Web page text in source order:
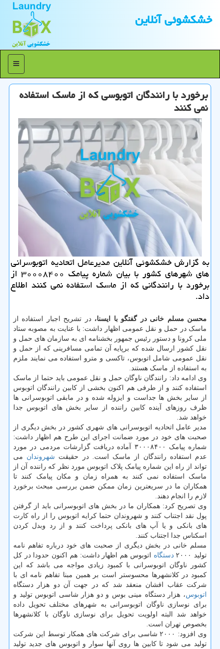
خشكشوئی آنلاین
منو
برخورد با رانندگان اتوبوسی كه از ماسك استفاده
نمی كنند
به گزارش خشكشوئی آنلاین مدیرعامل اتحادیه اتوبوسرانی
های شهرهای كشور با بیان شماره پیامك ۳۰۰۰۸۴۰۰ از
برخورد با رانندگانی كه از ماسك استفاده نمی كنند اطلاع
داد.
محسن مسلم خانی در گفتگو با ایسنا،در تشریح اجبار استفاده از
ماسک در حمل و نقل عمومی اظهار داشت: با عنایت به مصوبه ستاد
ملی کرونا و دستور رئیس جمهور بخشنامه ای به سازمان های حمل و
نقل کشور ارسال شده که برپایه آن تمامی مسافرینی که از حمل و
نقل عمومی شامل اتوبوس، تاکسی و مترو استفاده می نمایند ملزم
به استفاده از ماسک هستند.
وی ادامه داد: رانندگان ناوگان حمل و نقل عمومی باید حتما از ماسک
استفاده کنند و از طرفی هم اکنون بخشی از کابین رانندگان اتوبوس
از سایر بخش ها جداست و ایزوله شده و در مابقی اتوبوسرانی ها
ظرف روزهای آینده کابین راننده از سایر بخش های اتوبوس جدا
خواهد شد.
مدیر عامل اتحادیه اتوبوسرانی های شهری کشور در بخش دیگری از
صحبت های خود در مورد ضمانت اجرای این طرح هم اظهار داشت:
شماره پیامک ۳۰۰۰۸۴۰۰ آماده دریافت گزارشات مردمی در مورد
عدم استفاده رانندگان از ماسک است. در حقیقت شهروندان می
تواند از راه این شماره پیامک پلاک اتوبوس مورد نظر که راننده آن از
ماسک استفاده نمی کنند به همراه زمان و مکان پیامک کنند تا
همکاران ما در سریعترین زمان ممکن ضمن بررسی مبحث برخورد
لازم را انجام دهند.
وی تصریح کرد: همکاران ما در بخش های اتوبوسرانی باید از گرفتن
پول نقد اجتناب کنند و شهروندان حتما کرایه اتوبوس را از راه کارت
های بانکی و یا آپ های بانکی پرداخت کنند و از رد وبدل کردن
اسکناس جدا اجتناب کنند.
مسلم خانی در بخش دیگری از صحبت های خود درباره تفاهم نامه
تولید ۲۰۰۰
دستگاه اتوبوس هم اظهار داشت: هم اکنون حدودا در کل
کشور ناوگان اتوبوسرانی با کمبود زیادی مواجه می باشد که این
کمبود در کلانشهرها محسوستر است بر همین مبنا تفاهم نامه ای با
شرکت عقاب افشان منعقد شد که در جهت آن دو هزار دستگاه
اتوبوس، هزار دستگاه مینی بوس و دو هزار شاسی اتوبوس تولید و
برای نوسازی ناوگان اتوبوسرانی به شهرهای مختلف تحویل داده
خواهد شد البته اولویت تحویل برای نوسازی ناوگان با کلانشهرها
بخصوص تهران است.
وی افزود: ۲۰۰۰ شاسی برای شرکت های همکار توسط این شرکت
تولید می شود تا کابین ها روی آنها سوار و اتوبوس های جدید تولید